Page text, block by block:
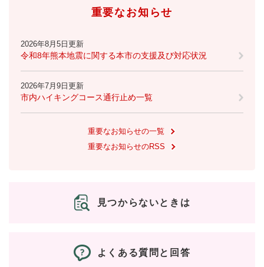
重要なお知らせ
2026年8月5日更新
令和8年熊本地震に関する本市の支援及び対応状況
2026年7月9日更新
市内ハイキングコース通行止め一覧
重要なお知らせの一覧
重要なお知らせのRSS
見つからないときは
よくある質問と回答